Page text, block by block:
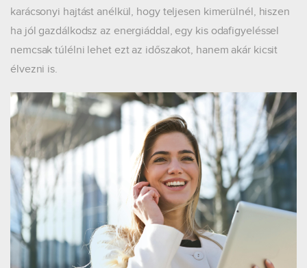
karácsonyi hajtást anélkül, hogy teljesen kimerülnél, hiszen
ha jól gazdálkodsz az energiáddal, egy kis odafigyeléssel
nemcsak túlélni lehet ezt az időszakot, hanem akár kicsit
élvezni is.